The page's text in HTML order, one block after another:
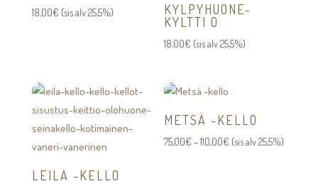
18,00€ (sis alv 25,5%)
KYLPYHUONE-
KYLTTI O
18,00€ (sis alv 25,5%)
LEILA -KELLO
METSÄ -KELLO
75,00€ –110,00€ Hintaluokka:
(sis alv 25,5%)